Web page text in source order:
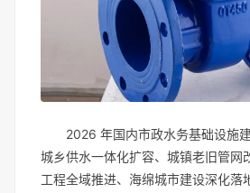
2026 年国内市政水务基础设施
城乡供水一体化扩容、城镇老旧管网
工程全域推进、海绵城市建设深化落